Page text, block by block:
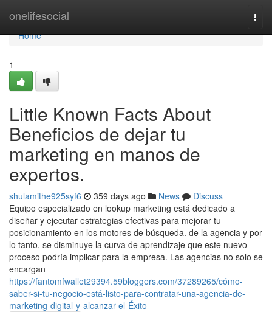
onelifesocial
Home
Home
1
Little Known Facts About
Beneficios de dejar tu
marketing en manos de
expertos.
shulamithe925syf6 359 days ago News
Discuss
Equipo especializado en lookup marketing está dedicado a
diseñar y ejecutar estrategias efectivas para mejorar tu
posicionamiento en los motores de búsqueda. de la agencia y por
lo tanto, se disminuye la curva de aprendizaje que este nuevo
proceso podría implicar para la empresa. Las agencias no solo se
encargan
https://fantomfwallet29394.59bloggers.com/37289265/cómo-
saber-si-tu-negocio-está-listo-para-contratar-una-agencia-de-
marketing-digital-y-alcanzar-el-Éxito